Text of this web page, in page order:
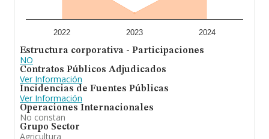
de hasta 268 millones de euros. Como información
adicional de interés, la media de empleados es de 3. La
antigüedad desde la constitución es de 22 años.
en constituye el objeto de la sociedad: la sociedad tiene
por objeto, la agricultura y ganadería en general -
actividad principal-; la explotación de fincas rústicas y
ganaderas, en tanto en propiedad como en
arrendamiento, así como la comercialización de
cuantos productos agrícolas y ganaderos. Se ha
posicionado mejor en el ranking de provincia frente al
2023.
2022 2023 2024
Estructura corporativa - Participaciones
NO
Contratos Públicos Adjudicados
Ver Información
Incidencias de Fuentes Públicas
Ver Información
Operaciones Internacionales
No constan
Grupo Sector
Agricultura